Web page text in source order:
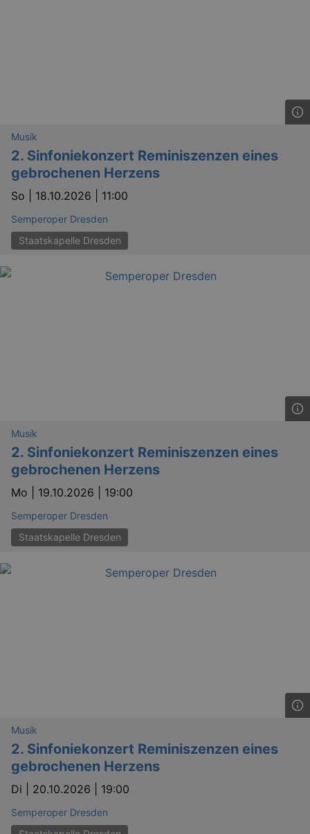
Musik
2. Sinfoniekonzert Reminiszenzen eines
gebrochenen Herzens
So | 18.10.2026 | 11:00
Semperoper Dresden
Staatskapelle Dresden
Musik
2. Sinfoniekonzert Reminiszenzen eines
gebrochenen Herzens
Mo | 19.10.2026 | 19:00
Semperoper Dresden
Staatskapelle Dresden
Musik
2. Sinfoniekonzert Reminiszenzen eines
gebrochenen Herzens
Di | 20.10.2026 | 19:00
Semperoper Dresden